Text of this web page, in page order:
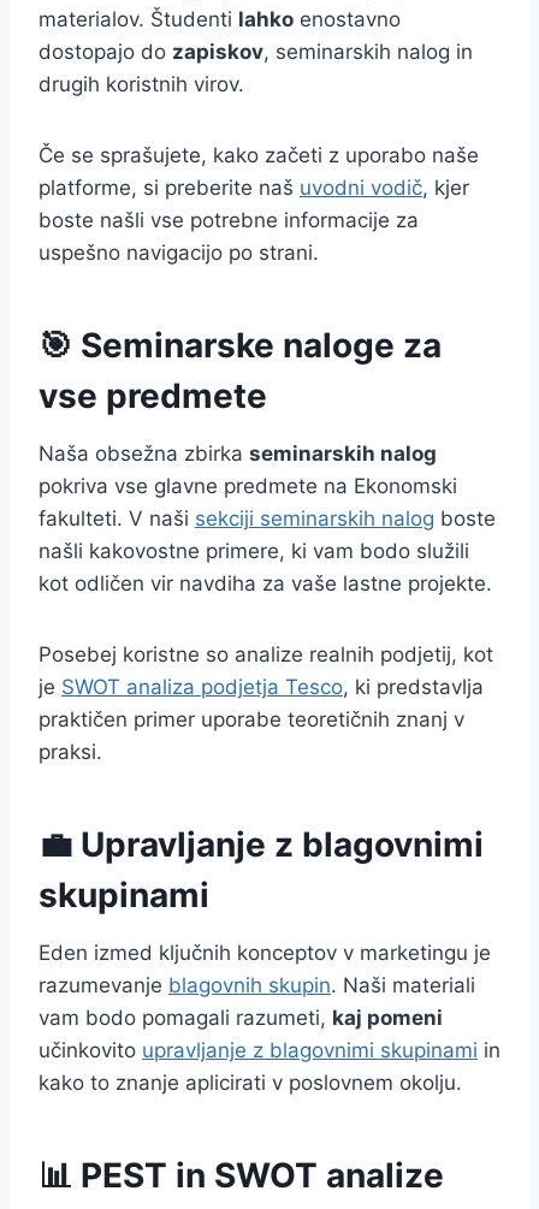
materialov. Študenti lahko enostavno
dostopajo do zapiskov, seminarskih nalog in
drugih koristnih virov.
Če se sprašujete, kako začeti z uporabo naše
platforme, si preberite naš uvodni vodič, kjer
boste našli vse potrebne informacije za
uspešno navigacijo po strani.
🎯 Seminarske naloge za
vse predmete
Naša obsežna zbirka seminarskih nalog
pokriva vse glavne predmete na Ekonomski
fakulteti. V naši sekciji seminarskih nalog boste
našli kakovostne primere, ki vam bodo služili
kot odličen vir navdiha za vaše lastne projekte.
Posebej koristne so analize realnih podjetij, kot
je SWOT analiza podjetja Tesco, ki predstavlja
praktičen primer uporabe teoretičnih znanj v
praksi.
💼 Upravljanje z blagovnimi
skupinami
Eden izmed ključnih konceptov v marketingu je
razumevanje blagovnih skupin. Naši materiali
vam bodo pomagali razumeti, kaj pomeni
učinkovito upravljanje z blagovnimi skupinami in
kako to znanje aplicirati v poslovnem okolju.
📊 PEST in SWOT analize